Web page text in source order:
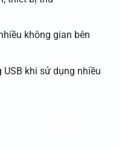
không gian bên
khi sử dụng nhiều